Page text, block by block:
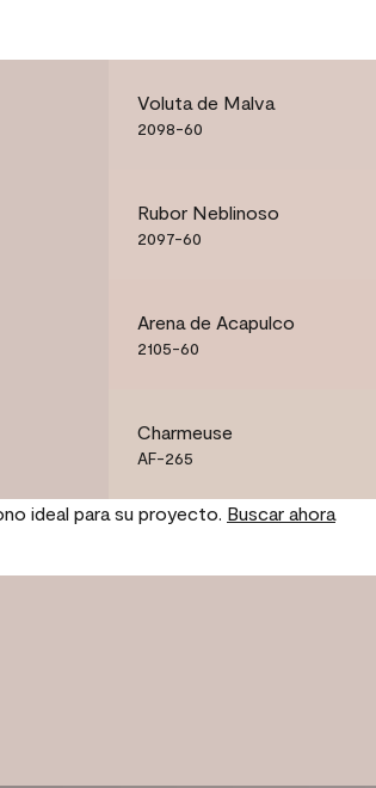
Voluta de Malva
2098-60
Rubor Neblinoso
2097-60
Arena de Acapulco
2105-60
Charmeuse
AF-265
ideal para su proyecto. Buscar ahora